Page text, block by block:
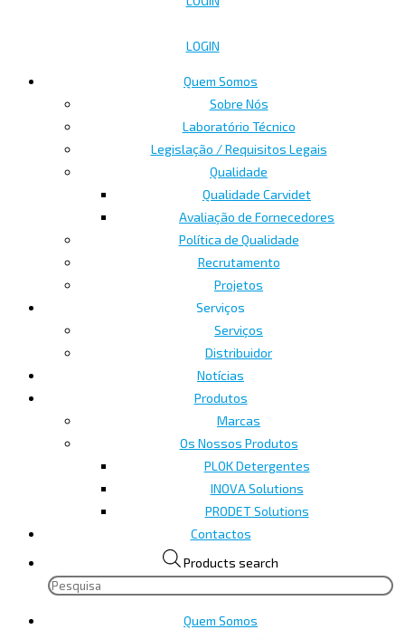
LOGIN
Quem Somos
Sobre Nós
Laboratório Técnico
Legislação / Requisitos Legais
Qualidade
Qualidade Carvidet
Avaliação de Fornecedores
Política de Qualidade
Recrutamento
Projetos
Serviços
Serviços
Distribuidor
Notícias
Produtos
Marcas
Os Nossos Produtos
PLOK Detergentes
INOVA Solutions
PRODET Solutions
Contactos
Products search
Quem Somos